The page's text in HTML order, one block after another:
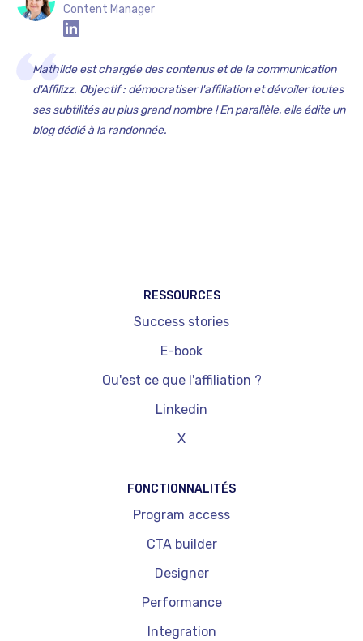
Content Manager
Mathilde est chargée des contenus et de la communication
d'Affilizz. Objectif : démocratiser l'affiliation et dévoiler toutes
ses subtilités au plus grand nombre ! En parallèle, elle édite un
blog dédié à la randonnée.
RESSOURCES
Success stories
E-book
Qu'est ce que l'affiliation ?
Linkedin
X
FONCTIONNALITÉS
Program access
CTA builder
Designer
Performance
Integration